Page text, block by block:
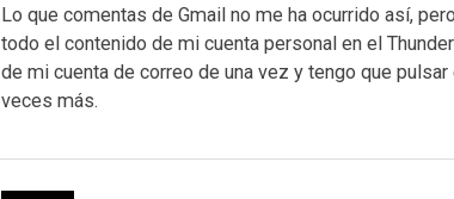
Lo que comentas de Gmail no me ha ocurrido así,
todo el contenido de mi cuenta personal en el
de mi cuenta de correo de una vez y tengo que
veces más.